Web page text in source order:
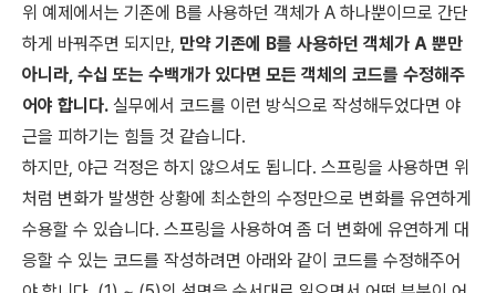
위 예제에서는 기존에 B를 사용하던 객체가 A 하나뿐이므로 간단
하게 바꿔주면 되지만, 만약 기존에 B를 사용하던 객체가 A 뿐만
아니라, 수십 또는 수백개가 있다면 모든 객체의 코드를 수정해주
어야 합니다. 실무에서 코드를 이런 방식으로 작성해두었다면 야
근을 피하기는 힘들 것 같습니다.
하지만, 야근 걱정은 하지 않으셔도 됩니다. 스프링을 사용하면 위
처럼 변화가 발생한 상황에 최소한의 수정만으로 변화를 유연하게
수용할 수 있습니다. 스프링을 사용하여 좀 더 변화에 유연하게 대
응할 수 있는 코드를 작성하려면 아래와 같이 코드를 수정해주어